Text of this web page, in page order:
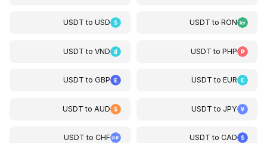
USDT toRON
USDT toUSD
USDT toPHP
USDT toVND
USDT toEUR
USDT toGBP
USDT toJPY
USDT to AUD
USDT toCAD
USDT toCHF